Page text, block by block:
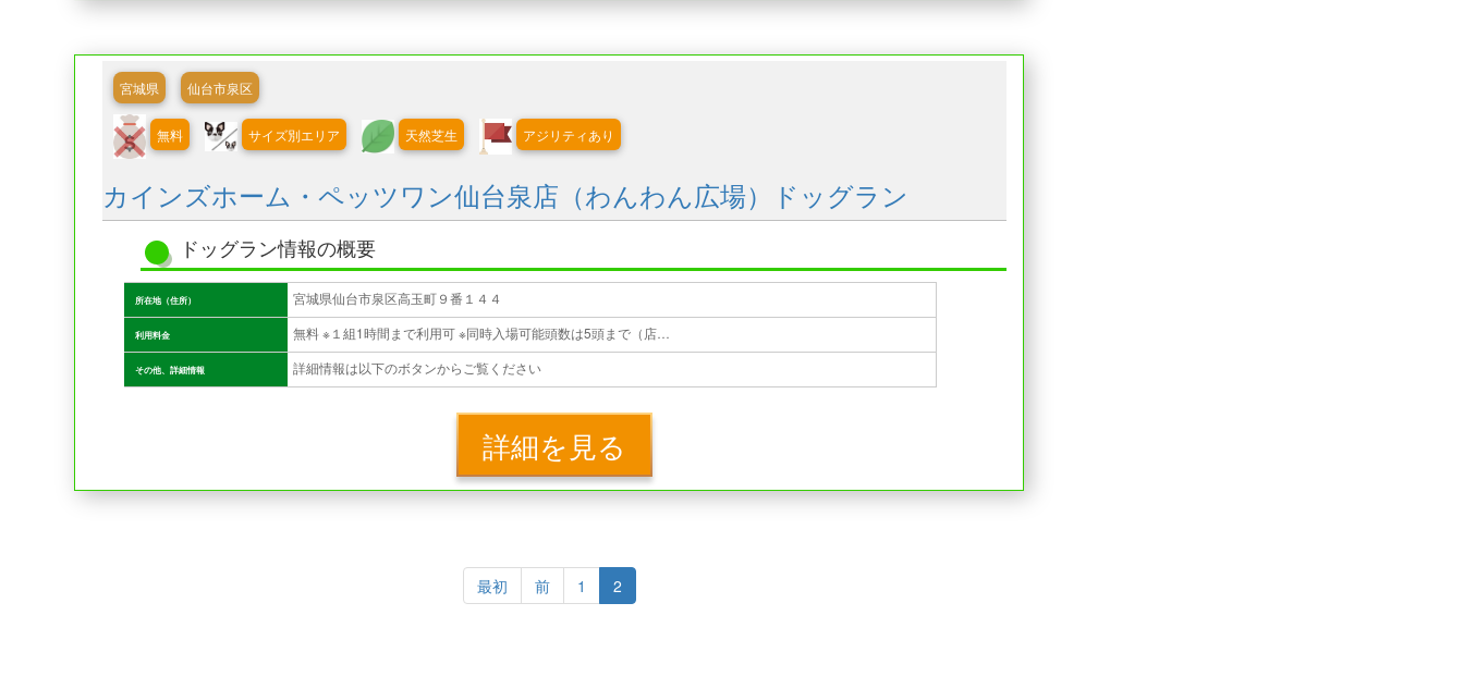
宮城県 仙台市泉区
無料 サイズ別エリア 天然芝生 アジリティあり
カインズホーム・ペッツワン仙台泉店（わんわん広場）ドッグラン
ドッグラン情報の概要
所在地（住所） 宮城県仙台市泉区高玉町９番１４４
利用料金
その他、詳細情報 詳細情報は以下のボタンからご覧ください
詳細を見る
最初 前 1 2